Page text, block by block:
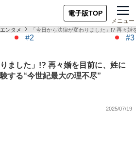
電子版TOP
メニュー
エンタメ 「今日から法律が変わりました」!? 再々
#2 #3
ました」!? 再々婚を目前に、姓に
する“今世紀最大の理不尽”
2025/07/19